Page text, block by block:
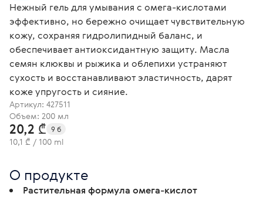
Нежный гель для умывания с омега-кислотами
эффективно, но бережно очищает чувствительную
кожу, сохраняя гидролипидный баланс, и
обеспечивает антиоксидантную защиту. Масла
семян клюквы и рыжика и облепихи устраняют
сухость и восстанавливают эластичность, дарят
коже упругость и сияние.
Артикул: 427511
Объем: 200 мл
20,2 ₾ 9 б
10,1 ₾ / 100 ml
О продукте
Растительная формула омега-кислот